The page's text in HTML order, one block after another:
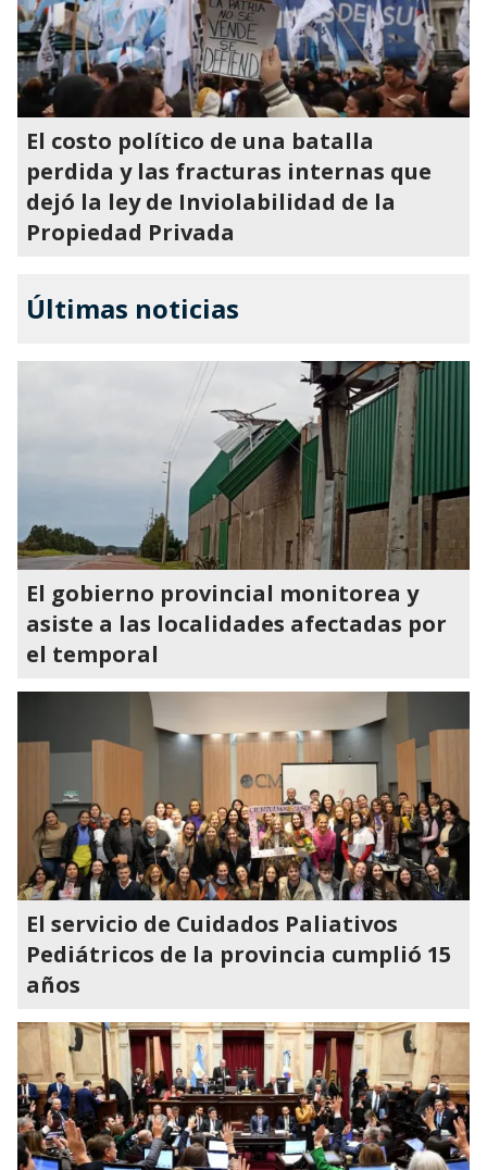
El costo político de una batalla
perdida y las fracturas internas que
dejó la ley de Inviolabilidad de la
Propiedad Privada
Últimas noticias
El gobierno provincial monitorea y
asiste a las localidades afectadas por
el temporal
El servicio de Cuidados Paliativos
Pediátricos de la provincia cumplió 15
años